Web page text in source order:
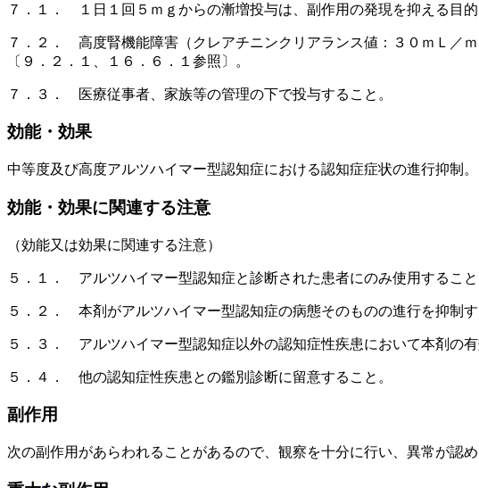
７．１． １日１回５ｍｇからの漸増投与は、副作用の発現を抑える目
７．２． 高度腎機能障害（クレアチニンクリアランス値：３０ｍＬ／
〔９．２．１、１６．６．１参照〕。
７．３． 医療従事者、家族等の管理の下で投与すること。
効能・効果
中等度及び高度アルツハイマー型認知症における認知症症状の進行抑制。
効能・効果に関連する注意
（効能又は効果に関連する注意）
５．１． アルツハイマー型認知症と診断された患者にのみ使用すること
５．２． 本剤がアルツハイマー型認知症の病態そのものの進行を抑制す
５．３． アルツハイマー型認知症以外の認知症性疾患において本剤の有
５．４． 他の認知症性疾患との鑑別診断に留意すること。
副作用
次の副作用があらわれることがあるので、観察を十分に行い、異常が認